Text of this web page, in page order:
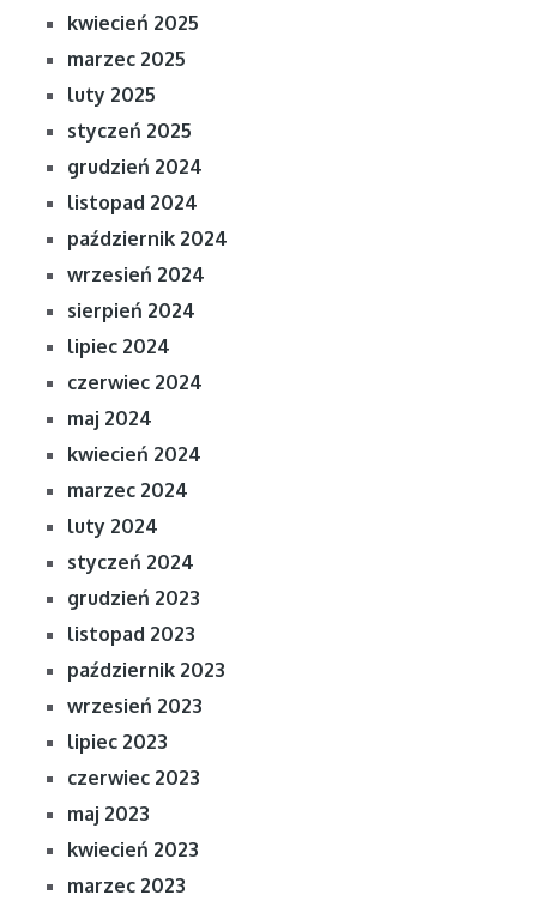
kwiecień 2025
marzec 2025
luty 2025
styczeń 2025
grudzień 2024
listopad 2024
październik 2024
wrzesień 2024
sierpień 2024
lipiec 2024
czerwiec 2024
maj 2024
kwiecień 2024
marzec 2024
luty 2024
styczeń 2024
grudzień 2023
listopad 2023
październik 2023
wrzesień 2023
lipiec 2023
czerwiec 2023
maj 2023
kwiecień 2023
marzec 2023